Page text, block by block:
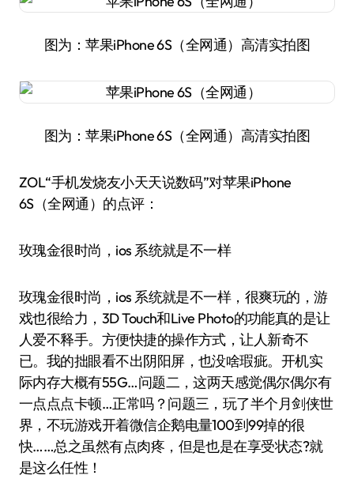
图为：苹果iPhone 6S（全网通）高清实拍图
图为：苹果iPhone 6S（全网通）高清实拍图
ZOL“手机发烧友小天天说数码”对苹果iPhone
6S（全网通）的点评：
玫瑰金很时尚，ios 系统就是不一样
玫瑰金很时尚，ios 系统就是不一样，很爽玩的，游
戏也很给力，3D Touch和Live Photo的功能真的是让
人爱不释手。方便快捷的操作方式，让人新奇不
已。我的拙眼看不出阴阳屏，也没啥瑕疵。开机实
际内存大概有55G…问题二，这两天感觉偶尔偶尔有
一点点点卡顿…正常吗？问题三，玩了半个月剑侠世
界，不玩游戏开着微信企鹅电量100到99掉的很
快……总之虽然有点肉疼，但是也是在享受状态?就
是这么任性！